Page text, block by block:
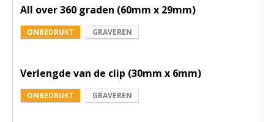
All over 360 graden (60mm x 29mm)
ONBEDRUKT GRAVEREN
Verlengde van de clip (30mm x 6mm)
ONBEDRUKT GRAVEREN